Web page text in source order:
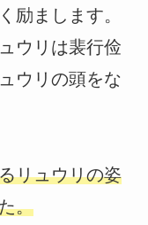
励まします。
ウリは裴行俭
ウリの頭をな
リュウリの姿
。